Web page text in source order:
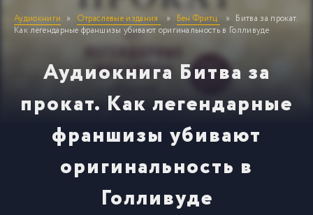
Аудиокниги Отраслевые издания Бен Фритц
Битва за прокат.
Как легендарные франшизы убивают оригинальность в Голливуде
Аудиокнига Битва за
прокат. Как легендарные
франшизы убивают
оригинальность в
Голливуде